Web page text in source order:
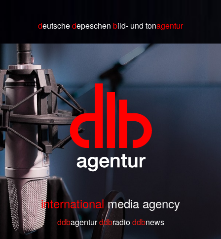
deutschedepeschen bild- und tonagentur
internationalmedia agency
ddbagenturddbradioddbnews